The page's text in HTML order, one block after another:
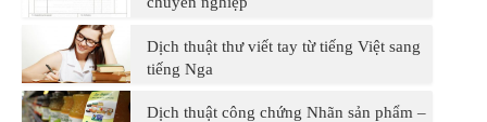
Dịch thuật thư viết tay từ tiếng Việt sang
tiếng Nga
Dịch thuật công chứng Nhãn sản phẩm –